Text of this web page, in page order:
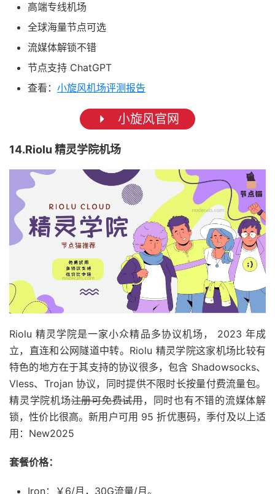
高端专线机场
全球海量节点可选
流媒体解锁不错
节点支持 ChatGPT
查看： 小旋风机场评测报告
小旋风官网
14.Riolu 精灵学院机场
Riolu 精灵学院是一家小众精品多协议机场， 2023 年成
立，直连和公网隧道中转。Riolu 精灵学院这家机场比较有
特色的地方在于其支持的协议很多，包含 Shadowsocks、
Vless、Trojan 协议，同时提供不限时长按量付费流量包。
精灵学院机场注册可免费试用，同时也有不错的流媒体解
锁，性价比很高。新用户可用 95 折优惠码，季付及以上适
用：New2025
套餐价格：
Iron：￥6/月，30G流量/月。